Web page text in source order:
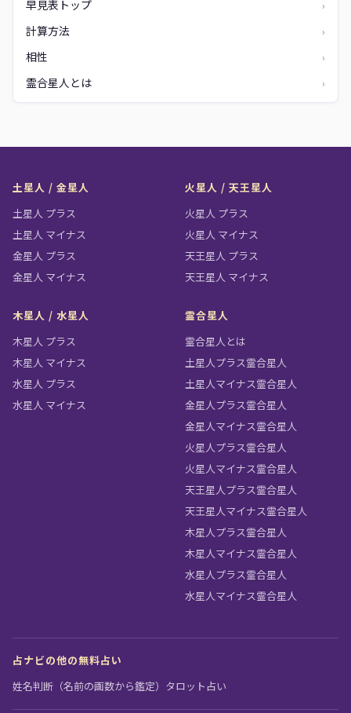
早見表トップ ›
計算方法 ›
相性 ›
霊合星人とは ›
土星人 / 金星人
土星人 プラス
土星人 マイナス
金星人 プラス
金星人 マイナス
火星人 / 天王星人
火星人 プラス
火星人 マイナス
天王星人 プラス
天王星人 マイナス
木星人 / 水星人
木星人 プラス
木星人 マイナス
水星人 プラス
水星人 マイナス
霊合星人
霊合星人とは
土星人プラス霊合星人
土星人マイナス霊合星人
金星人プラス霊合星人
金星人マイナス霊合星人
火星人プラス霊合星人
火星人マイナス霊合星人
天王星人プラス霊合星人
天王星人マイナス霊合星人
木星人プラス霊合星人
木星人マイナス霊合星人
水星人プラス霊合星人
水星人マイナス霊合星人
占ナビの他の無料占い
姓名判断（名前の画数から鑑定） タロット占い